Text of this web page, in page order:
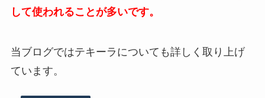
して使われることが多いです。
当ブログではテキーラについても詳しく取り上げ
ています。